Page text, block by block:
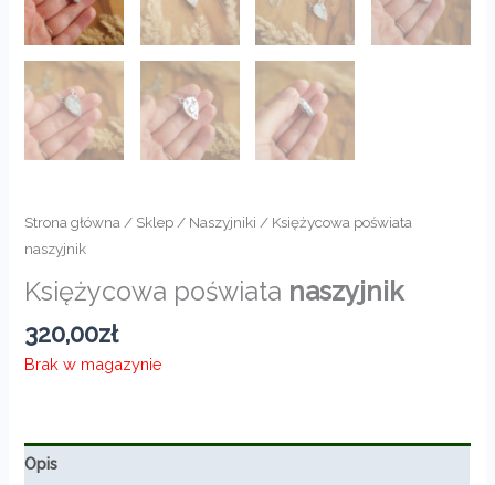
Strona główna / Sklep / Naszyjniki / Księżycowa poświata
naszyjnik
Księżycowa poświata naszyjnik
320,00zł
Brak w magazynie
Opis